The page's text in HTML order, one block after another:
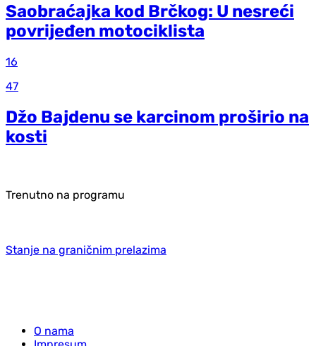
Saobraćajka kod Brčkog: U nesreći
povrijeđen motociklista
16
47
Džo Bajdenu se karcinom proširio na
kosti
Trenutno na programu
Stanje na graničnim prelazima
O nama